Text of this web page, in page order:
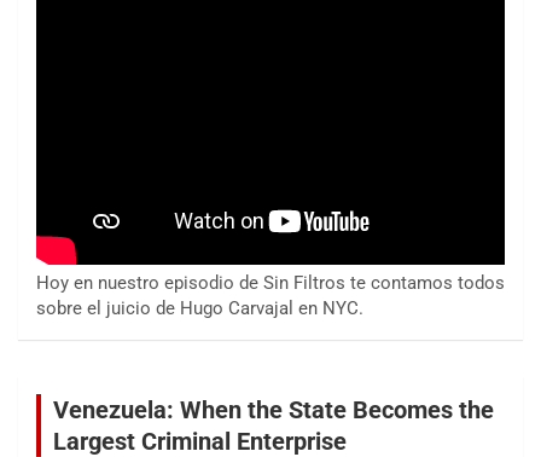
Hoy en nuestro episodio de Sin Filtros te contamos todos
sobre el juicio de Hugo Carvajal en NYC.
Venezuela: When the State Becomes the
Largest Criminal Enterprise